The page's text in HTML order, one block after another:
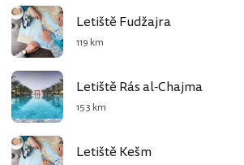
Letiště Fudžajra
119 km
Letiště Rás al-Chajma
153 km
Letiště Kešm